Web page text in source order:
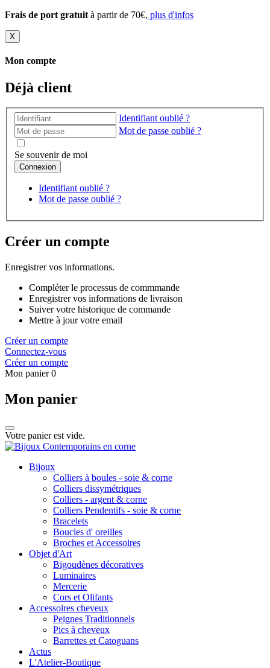
Frais de port gratuit à partir de 70€, plus d'infos
X
Mon compte
Déjà client
Identifiant oublié ?
Mot de passe oublié ?
Se souvenir de moi
Identifiant oublié ?
Mot de passe oublié ?
Créer un compte
Enregistrer vos informations.
Compléter le processus de commmande
Enregistrer vos informations de livraison
Suiver votre historique de commande
Mettre à jour votre email
Créer un compte
Connectez-vous
Créer un compte
Mon panier 0
Mon panier
Votre panier est vide.
Bijoux
Colliers à boules - soie & corne
Colliers dissymétriques
Colliers - argent & corne
Colliers Pendentifs - soie & corne
Bracelets
Boucles d' oreilles
Broches et Accessoires
Objet d'Art
Bigoudènes décoratives
Luminaires
Mercerie
Cors et Olifants
Accessoires cheveux
Peignes Traditionnels
Pics à cheveux
Barrettes et Catoguans
Actus
L'Atelier-Boutique